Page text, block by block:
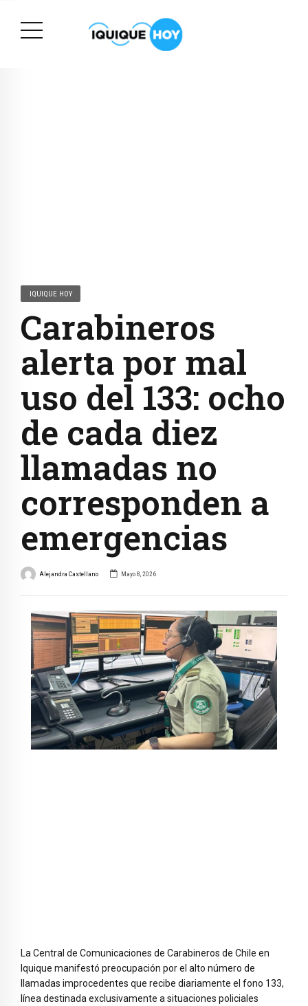
IQUIQUE HOY
Carabineros
alerta por mal
uso del 133: ocho
de cada diez
llamadas no
corresponden a
emergencias
Alejandra Castellano Mayo 8, 2026
La Central de Comunicaciones de Carabineros de Chile en
Iquique manifestó preocupación por el alto número de
llamadas improcedentes que recibe diariamente el fono 133,
línea destinada exclusivamente a situaciones policiales